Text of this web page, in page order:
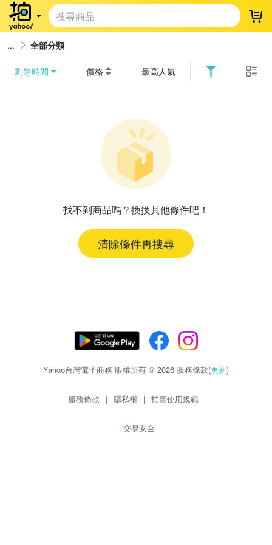
登
全部分類
剩餘時間 價格 最高人氣
找不到商品嗎？換換其他條件吧！
清除條件再搜尋
Yahoo台灣電子商務 版權所有 © 2026 服務條款(更新)
服務條款 | 隱私權 | 拍賣使用規範
交易安全